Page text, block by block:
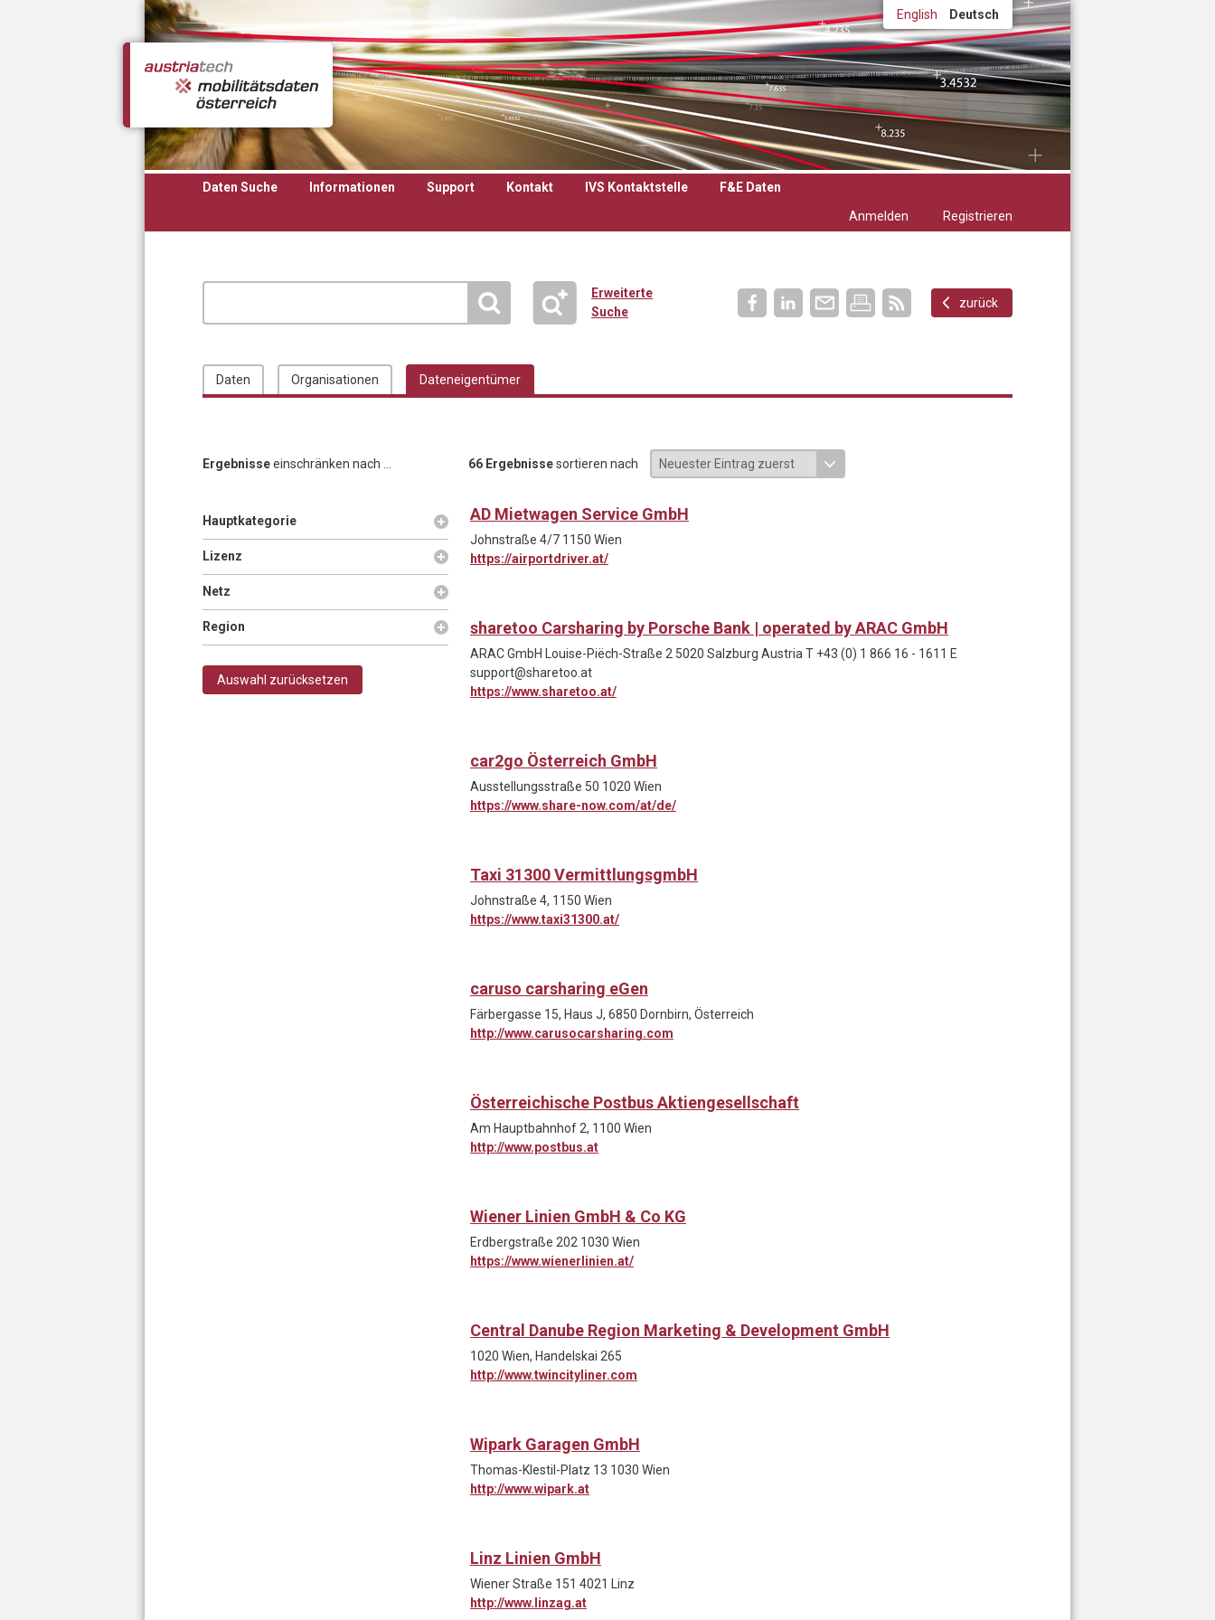
English Deutsch
Daten Suche Informationen Support Kontakt IVS Kontaktstelle
F&E Daten
Anmelden
Registrieren
Erweiterte
Suche
zurück
Daten Organisationen Dateneigentümer
Ergebnisseeinschränken nach ... 66 Ergebnissesortieren nach
Anzeigen
Hauptkategorie
Anzeigen
Lizenz
Anzeigen
Netz
Anzeigen
Region
AD Mietwagen Service GmbH
Johnstraße 4/7 1150 Wien
https://airportdriver.at/
sharetoo Carsharing by Porsche Bank | operated by ARAC GmbH
ARAC GmbH Louise-Piëch-Straße 2 5020 Salzburg Austria T +43 (0) 1 866 16 - 1611 E
support@sharetoo.at
https://www.sharetoo.at/
car2go Österreich GmbH
Ausstellungsstraße 50 1020 Wien
https://www.share-now.com/at/de/
Taxi 31300 VermittlungsgmbH
Johnstraße 4, 1150 Wien
https://www.taxi31300.at/
caruso carsharing eGen
Färbergasse 15, Haus J, 6850 Dornbirn, Österreich
http://www.carusocarsharing.com
Österreichische Postbus Aktiengesellschaft
Am Hauptbahnhof 2, 1100 Wien
http://www.postbus.at
Wiener Linien GmbH & Co KG
Erdbergstraße 202 1030 Wien
https://www.wienerlinien.at/
Central Danube Region Marketing & Development GmbH
1020 Wien, Handelskai 265
http://www.twincityliner.com
Wipark Garagen GmbH
Thomas-Klestil-Platz 13 1030 Wien
http://www.wipark.at
Linz Linien GmbH
Wiener Straße 151 4021 Linz
http://www.linzag.at
Seiten